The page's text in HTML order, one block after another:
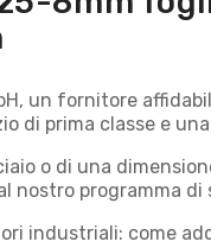
un fornitore
di prima classe e
o di una
programma di
industriali: come